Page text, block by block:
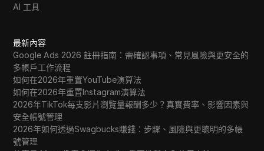
AI 工具
最新內容
Google Ads 2026 註冊指南：需確認事項、常見風險與更安全的
多帳戶工作流程
如何在2026年重置YouTube演算法
如何在2026年重置Instagram演算法
2026年TikTok每支影片瀏覽量報酬多少？真實費率、影響因素與
安全帳號管理
2026年如何透過Swagbucks賺錢：步驟、風險與更聰明的多帳
號管理